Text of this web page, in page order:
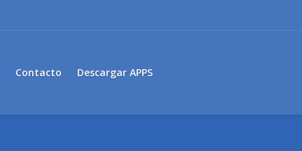
Contacto Descargar APPS